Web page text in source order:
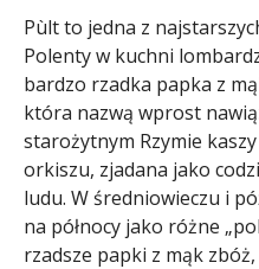
Pùlt to jedna z
Polenty w kuchni
bardzo rzadka papka z
która nazwą wprost
starożytnym Rzymie
orkiszu, zjadana jako
ludu. W średniowieczu i
na północy jako różne
rzadsze papki z mąk